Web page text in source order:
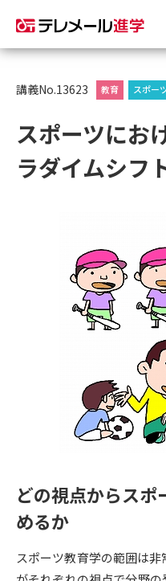
資料請求
大学・短大の資料種類か
大学・短大以外の資料から
留学・進学関連、塾・予備校
大学入学共通テスト「受験上の
幼稚園教員資格認定試験
高等学校（情報）教員資格認定
講義No.13623 教育 スポー
スポーツにお
ラダイムシフ
どの視点からスポ
めるか
スポーツ教育学の範囲は